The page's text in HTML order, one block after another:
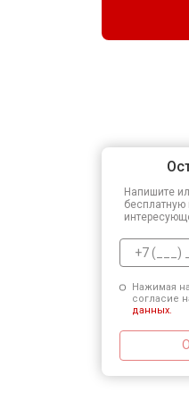
Напишите
бесплатную
Нажимая
согласие
данных.